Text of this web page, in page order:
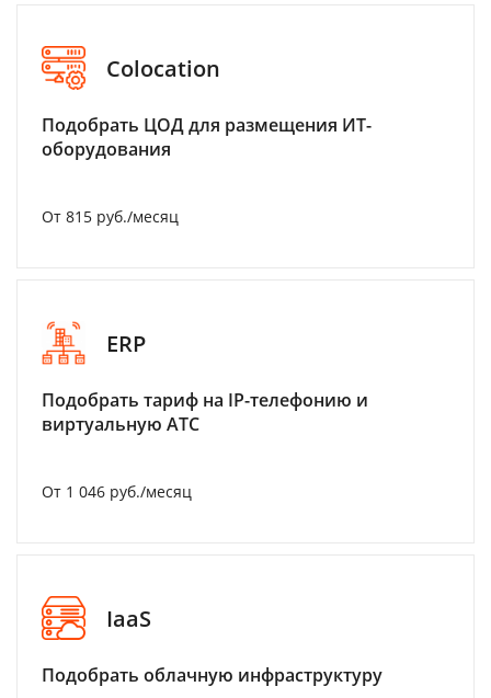
Colocation
Подобрать ЦОД для размещения ИТ-
оборудования
От 815 руб./месяц
ERP
Подобрать тариф на IP-телефонию и
виртуальную АТС
От 1 046 руб./месяц
IaaS
Подобрать облачную инфраструктуру